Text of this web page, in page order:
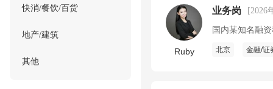
快消/餐饮/百货
地产/建筑
其他
Ruby
业务岗 [2026
国内某知名融
北京 金融/证